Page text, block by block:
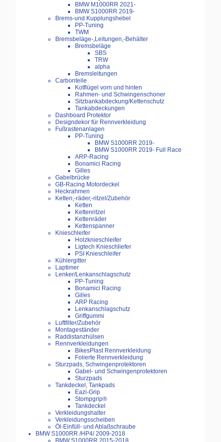
BMW M1000RR 2021-
BMW S1000RR 2019-
Brems-und Kupplungshebel
PP-Tuning
TWM
Bremsbeläge-,Leitungen,-Behälter
Bremsbeläge
SBS
TRW
alpha
Bremsleitungen
Carbonteile
Kotflügel vorn und hinten
Rahmen- und Schwingenschoner
Sitzbankabdeckung/Kettenschutz
Tankabdeckungen
Dashboard Protektor
Designdekor für Rennverkleidung
Fußrastenanlagen
PP-Tuning
BMW S1000RR 2019-
BMW S1000RR 2019- Full Race
ARP-Racing
Bonamici Racing
Gilles
Gabelbrücke
GB-Racing Motordeckel
Heckrahmen
Ketten,-räder,-ritzel/Zubehör
Ketten
Kettenritzel
Kettenräder
Kettenspanner
Knieschleifer
Holzknieschleifer
Ligtech Knieschliefer
PSI Knieschleifer
Kühlergitter
Laptimer
Lenker/Lenkanschlagschutz
PP-Tuning
Bonamici Racing
Gilles
ARP Racing
Lenkanschlagschutz
Griffgummi
Luftfilter/Zubehör
Montageständer
Raddistanzhülsen
Rennverkleidungen
BikesPlast Rennverkleidung
Folierte Rennverkleidung
Sturzpads, Schwingenprotektoren
Gabel- und Schwingenprotektoren
Sturzpads
Tankdeckel, Tankpads
Eazi-Grip
Stompgrip®
Tankdeckel
Verkleidungshalter
Verkleidungsscheiben
Öl-Einfüll- und Ablaßschraube
BMW S1000RR /HP4/ 2009-2018
BMW S1000RR 2015-2018